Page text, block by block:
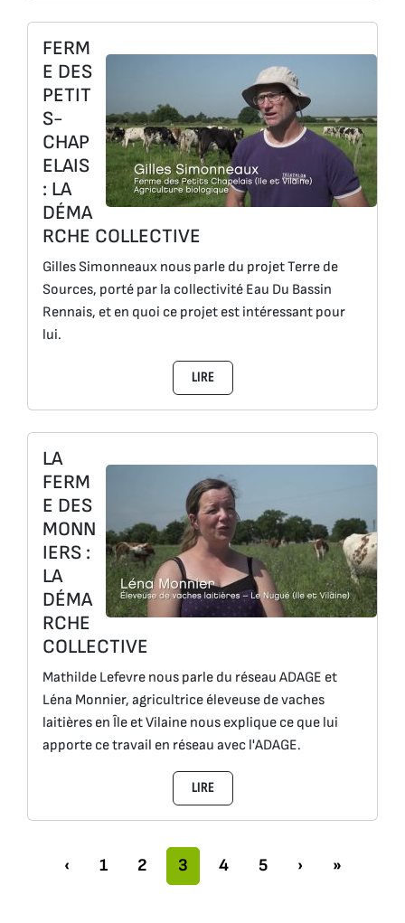
FERM
E DES
PETIT
S-
CHAP
ELAIS
: LA
DÉMA
RCHE COLLECTIVE
Gilles Simonneaux nous parle du projet Terre de
Sources, porté par la collectivité Eau Du Bassin
Rennais, et en quoi ce projet est intéressant pour
lui.
LIRE
LA
FERM
E DES
MONN
IERS :
LA
DÉMA
RCHE
COLLECTIVE
Mathilde Lefevre nous parle du réseau ADAGE et
Léna Monnier, agricultrice éleveuse de vaches
laitières en Île et Vilaine nous explique ce que lui
apporte ce travail en réseau avec l'ADAGE.
LIRE
Navigation dans la page
‹ Pages
1 Pages
2 Page actuelle
3 Pages
4 Pages
5 › »